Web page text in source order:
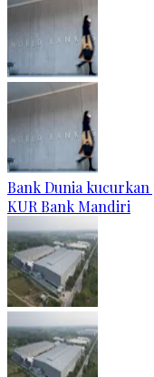
Bank Dunia
KUR Bank Mandiri